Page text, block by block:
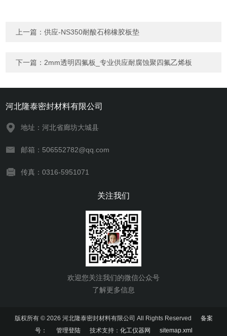
上一篇：供应-NS350耐酸石棉橡胶板垫
下一篇： 2mm透明四氟板_专业供应耐腐蚀聚四氟乙烯板
河北隆泰密封材料有限公司
地址：河北省廊坊大城县
邮箱：506552782@qq.com
传真：0316-5951071
关注我们
欢迎您关注我们的微信公众号
了解更多信息
版权所有 © 2026 河北隆泰密封材料有限公司 All Rights Reserved 备案
号：
管理登陆技术支持： 化工仪器网 sitemap.xml